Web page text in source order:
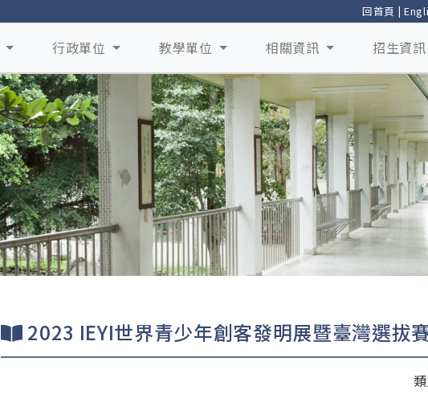
回首頁 |
行政單位 教學單位 相關資訊 招生資訊
2023 IEYI世界青少年創客發明展暨臺灣選拔